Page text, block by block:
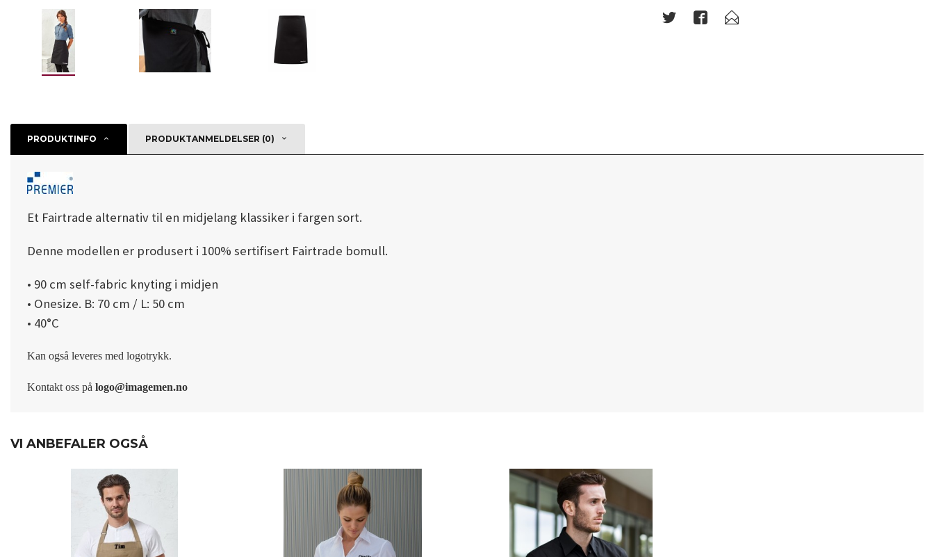
PRODUKTINFO PRODUKTANMELDELSER (0)
Et Fairtrade alternativ til en midjelang klassiker i fargen sort.
Denne modellen er produsert i 100% sertifisert Fairtrade bomull.
• 90 cm self-fabric knyting i midjen
• Onesize. B: 70 cm / L: 50 cm
• 40°C
Kan også leveres med logotrykk.
Kontakt oss på logo@imagemen.no
VI ANBEFALER OGSÅ